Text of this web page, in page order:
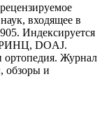
входящее в
Индексируется
РИНЦ, DOAJ.
ортопедия. Журнал
обзоры и